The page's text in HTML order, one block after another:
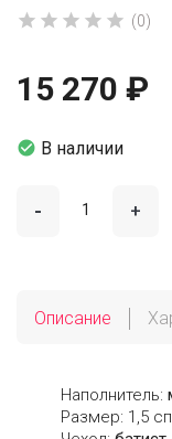
     (0)
15 270 ₽
 В наличии
- +
Описание
Наполнитель:
Размер: 1,5